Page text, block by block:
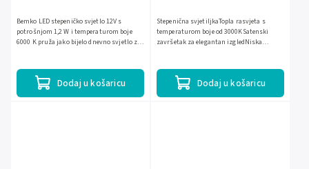
Dodaj u košaricu
Bemko LED stepeničko svjetlo 12V s
potrošnjom 1,2 W i temperaturom boje
6000 K pruža jako bijelo dnevno svjetlo za
Dodaj u košaricu
Stepenična svjetiljkaTopla rasvjeta s
temperaturom boje od 3000KSatenski
završetak za elegantan izgledNiska